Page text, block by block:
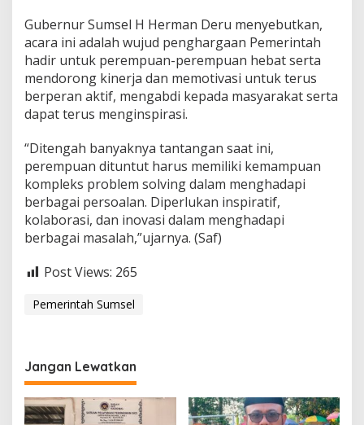
Gubernur Sumsel H Herman Deru menyebutkan,
acara ini adalah wujud penghargaan Pemerintah
hadir untuk perempuan-perempuan hebat serta
mendorong kinerja dan memotivasi untuk terus
berperan aktif, mengabdi kepada masyarakat serta
dapat terus menginspirasi.
“Ditengah banyaknya tantangan saat ini,
perempuan dituntut harus memiliki kemampuan
kompleks problem solving dalam menghadapi
berbagai persoalan. Diperlukan inspiratif,
kolaborasi, dan inovasi dalam menghadapi
berbagai masalah,”ujarnya. (Saf)
Post Views: 265
Pemerintah Sumsel
Jangan Lewatkan